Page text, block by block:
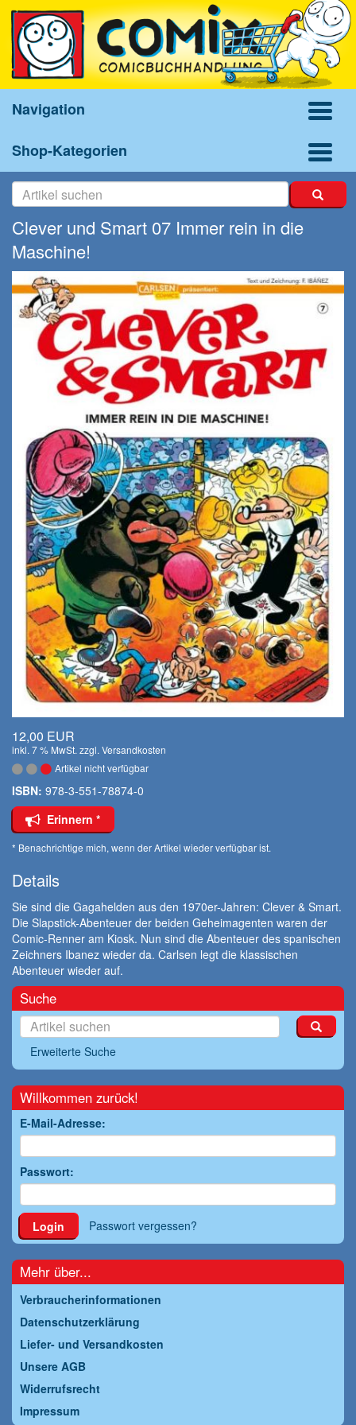
Navigation
Shop-Kategorien
Clever und Smart 07 Immer rein in die
Maschine!
12,00 EUR
inkl. 7 % MwSt. zzgl. Versandkosten
Artikel nicht verfügbar
ISBN: 978-3-551-78874-0
Erinnern *
* Benachrichtige mich, wenn der Artikel wieder verfügbar ist.
Details
Sie sind die Gagahelden aus den 1970er-Jahren: Clever & Smart.
Die Slapstick-Abenteuer der beiden Geheimagenten waren der
Comic-Renner am Kiosk. Nun sind die Abenteuer des spanischen
Zeichners Ibanez wieder da. Carlsen legt die klassischen
Abenteuer wieder auf.
Suche
Erweiterte Suche
Willkommen zurück!
E-Mail-Adresse:
Passwort:
Login Passwort vergessen?
Mehr über...
Verbraucherinformationen
Datenschutzerklärung
Liefer- und Versandkosten
Unsere AGB
Widerrufsrecht
Impressum